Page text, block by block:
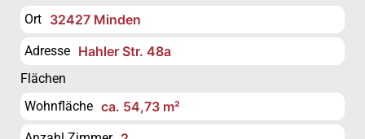
Ort 32427 Minden
Adresse Hahler Str. 48a
Flächen
Wohnfläche ca. 54,73 m²